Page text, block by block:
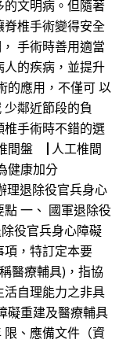
文明病。但隨著
脊椎手術變得安全
手術時善用適當
的疾病，並提升
的應用，不僅可 以
鄰近節段的負
手術時不錯的選
間盤 ▕ 人工椎間
健康加分
理退除役官兵身心
一、 國軍退除役
役官兵身心障礙
項，特訂定本要
醫療輔具)，指協
自理能力之非具
礙重建及醫療輔具
、應備文件（資